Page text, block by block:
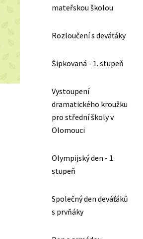
mateřskou školou
Rozloučení s deváťáky
Šipkovaná - 1. stupeň
Vystoupení
dramatického kroužku
pro střední školy v
Olomouci
Olympijský den - 1.
stupeň
Společný den deváťáků
s prvňáky